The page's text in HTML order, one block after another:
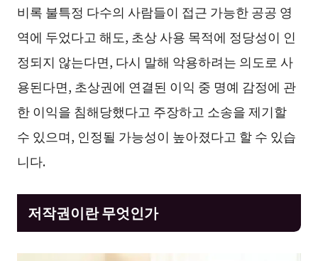
비록 불특정 다수의 사람들이 접근 가능한 공공 영
역에 두었다고 해도, 초상 사용 목적에 정당성이 인
정되지 않는다면, 다시 말해 악용하려는 의도로 사
용된다면, 초상권에 연결된 이익 중 명예 감정에 관
한 이익을 침해당했다고 주장하고 소송을 제기할
수 있으며, 인정될 가능성이 높아졌다고 할 수 있습
니다.
저작권이란 무엇인가